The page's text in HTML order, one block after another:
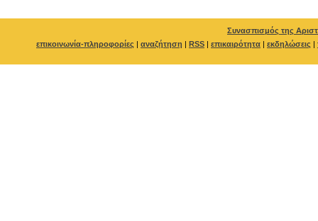
Συνασπισμός της
επικοινωνία-πληροφορίες | αναζήτηση | RSS | επικαιρότητα | εκδηλώσεις |